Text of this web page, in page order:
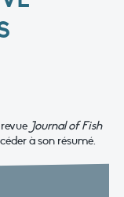
Journal of Fish
à son résumé.